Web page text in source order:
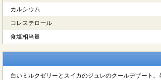
カルシウム
コレステロール
食塩相当量
白いミルクゼリーとスイカのジュレのクールデザート